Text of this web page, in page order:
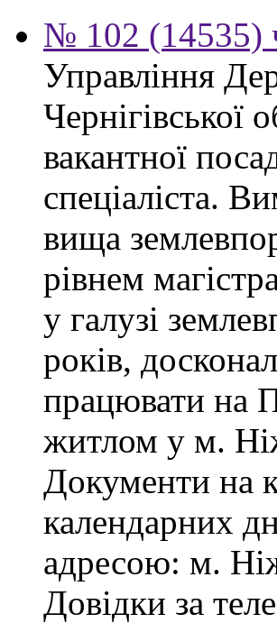
№ 102 (14535)
Управління
Чернігівської
вакантної
спеціаліста.
вища
рівнем
у галузі
років,
працювати на
житлом у м.
Документи на
календарних
адресою: м.
Довідки за